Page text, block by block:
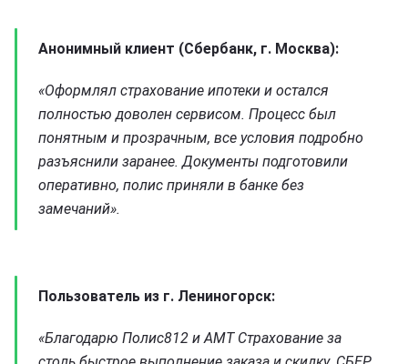
Анонимный клиент (Сбербанк, г. Москва):
«Оформлял страхование ипотеки и остался
полностью доволен сервисом. Процесс был
понятным и прозрачным, все условия подробно
разъяснили заранее. Документы подготовили
оперативно, полис приняли в банке без
замечаний».
Пользователь из г. Лениногорск:
«Благодарю Полис812 и АМТ Страхование за